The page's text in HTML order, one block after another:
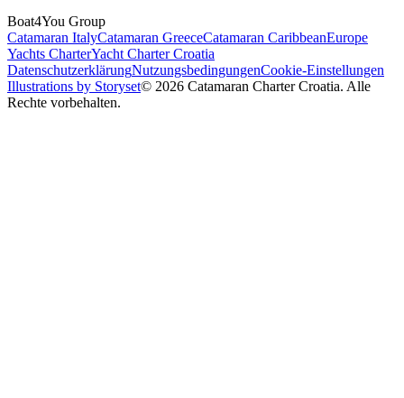
Boat4You Group
Catamaran ItalyCatamaran GreeceCatamaran CaribbeanEurope
Yachts CharterYacht Charter Croatia
DatenschutzerklärungNutzungsbedingungenCookie-Einstellungen
Illustrations by Storyset© 2026 Catamaran Charter Croatia. Alle
Rechte vorbehalten.